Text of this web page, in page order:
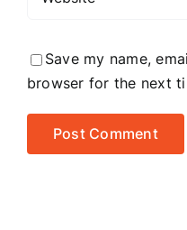
Save my name,
browser for the next